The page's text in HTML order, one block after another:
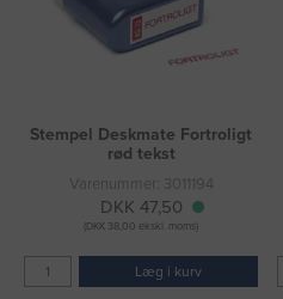
Stempel Deskmate Fortroligt
rød tekst
Varenummer: 3011194
DKK 47,50
(DKK 38,00 ekskl. moms)
Læg i kurv